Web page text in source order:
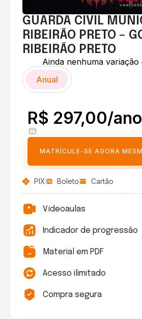
GUARDA CIVIL
RIBEIRÃO PRETO –
RIBEIRÃO PRETO
Ainda nenhuma variação
Anual
R$ 297,00/ano
MATRÍCULE-SE AGORA
PIX Boleto Cartão
Vídeoaulas
Indicador de progressão
Material em PDF
Acesso ilimitado
Compra segura